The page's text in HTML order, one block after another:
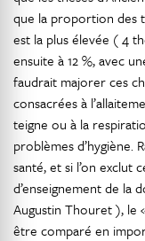
que la proportion des
est la plus élevée ( 4
ensuite à 12 %, avec
faudrait majorer ces
consacrées à
teigne ou à la
problèmes d’hygiène.
santé, et si l’on exclut
d’enseignement de la
Augustin Thouret ), le
être comparé en